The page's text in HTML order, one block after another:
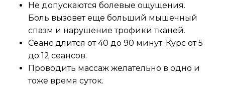
Не допускаются болевые ощущения.
Боль вызовет еще больший мышечный
спазм и нарушение трофики тканей.
Сеанс длится от 40 до 90 минут. Курс от 5
до 12 сеансов.
Проводить массаж желательно в одно и
тоже время суток.